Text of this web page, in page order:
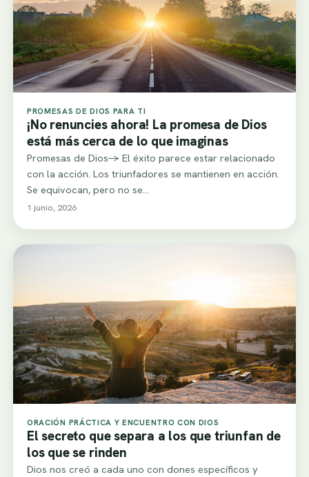
PROMESAS DE DIOS PARA TI
¡No renuncies ahora! La promesa de Dios
está más cerca de lo que imaginas
Promesas de Dios-> El éxito parece estar relacionado
con la acción. Los triunfadores se mantienen en acción.
Se equivocan, pero no se…
1 junio, 2026
ORACIÓN PRÁCTICA Y ENCUENTRO CON DIOS
El secreto que separa a los que triunfan de
los que se rinden
Dios nos creó a cada uno con dones específicos y